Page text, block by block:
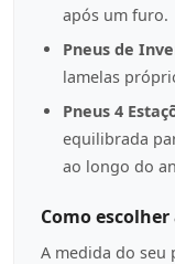
após um furo.
Pneus de
lamelas
Pneus 4
equilibrada
ao longo do
Como
A medida do seu